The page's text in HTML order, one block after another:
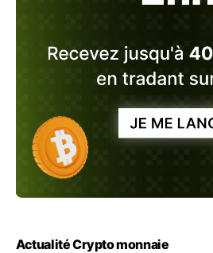
Actualité Crypto monnaie